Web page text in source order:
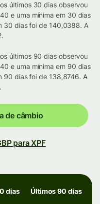
últimos 30 dias observou
e uma mínima em 30 dias
30 dias foi de 140,0388. A
últimos 90 dias observou
e uma mínima em 90 dias
90 dias foi de 138,8746. A
de câmbio
para XPF
dias Últimos 90 dias